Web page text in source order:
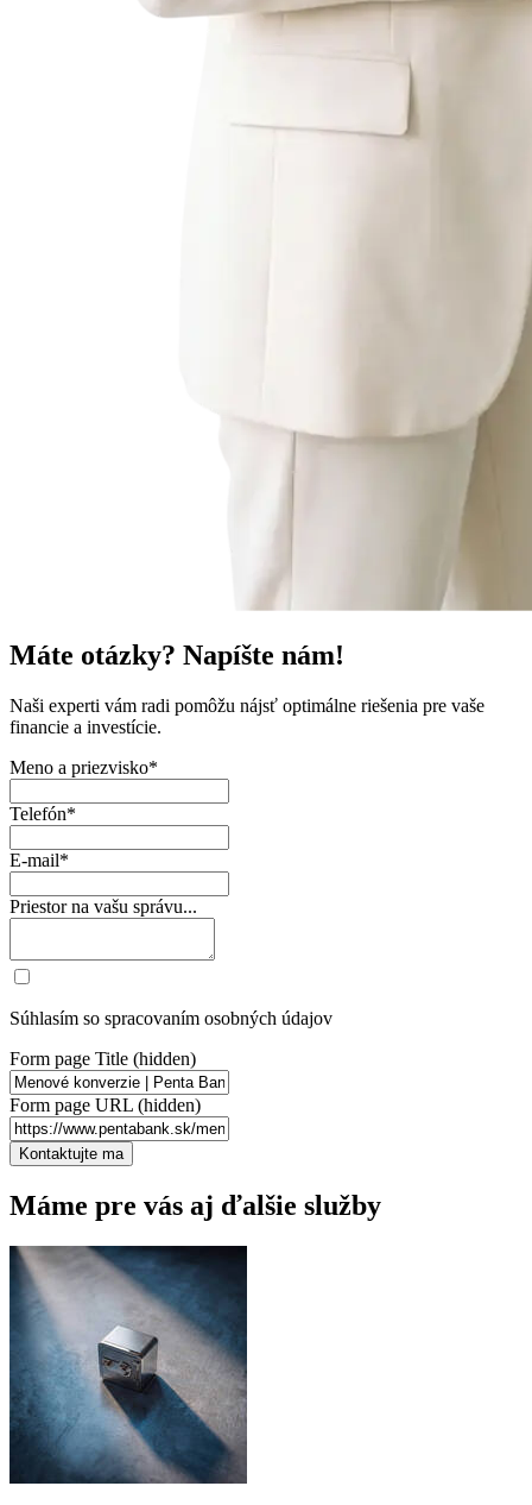
Máte otázky? Napíšte nám!
Naši experti vám radi pomôžu nájsť optimálne riešenia pre vaše
financie a investície.
Meno a priezvisko*
Telefón*
E-mail*
Priestor na vašu správu...
Súhlasím so spracovaním osobných údajov
Form page Title (hidden)
Form page URL (hidden)
Máme pre vás aj ďalšie služby